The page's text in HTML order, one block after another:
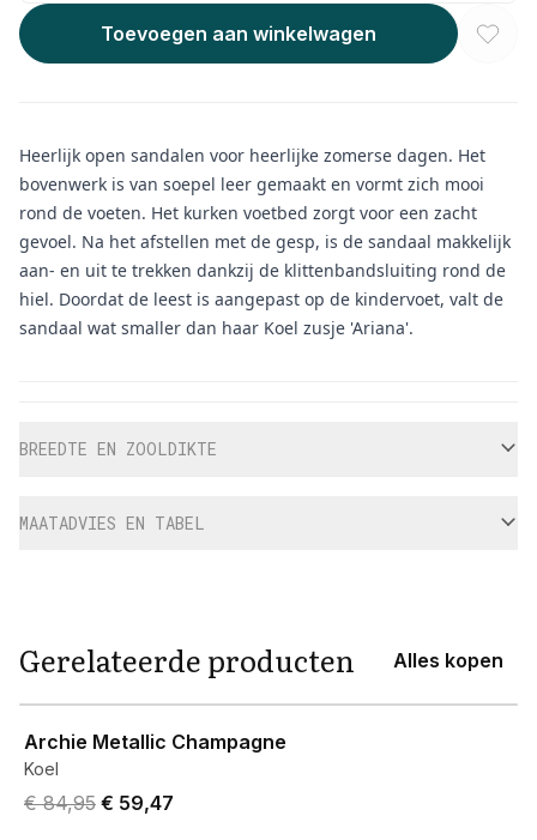
Toevoegen aan winkelwagen
Heerlijk open sandalen voor heerlijke zomerse dagen. Het
bovenwerk is van soepel leer gemaakt en vormt zich mooi
rond de voeten. Het kurken voetbed zorgt voor een zacht
gevoel. Na het afstellen met de gesp, is de sandaal makkelijk
aan- en uit te trekken dankzij de klittenbandsluiting rond de
hiel. Doordat de leest is aangepast op de kindervoet, valt de
sandaal wat smaller dan haar Koel zusje 'Ariana'.
BREEDTE EN ZOOLDIKTE
MAATADVIES EN TABEL
Gerelateerde producten Alles kopen
Archie Metallic Champagne
Koel
Original price was € 84,95.
€ 84,95 Current price is € 59,47.
€ 59,47